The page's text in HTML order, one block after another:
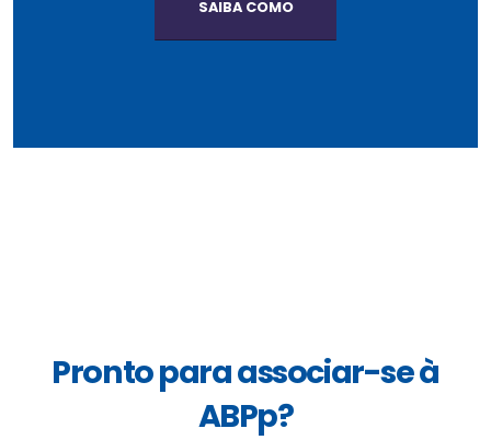
SAIBA COMO
Pronto para associar-se à
ABPp?